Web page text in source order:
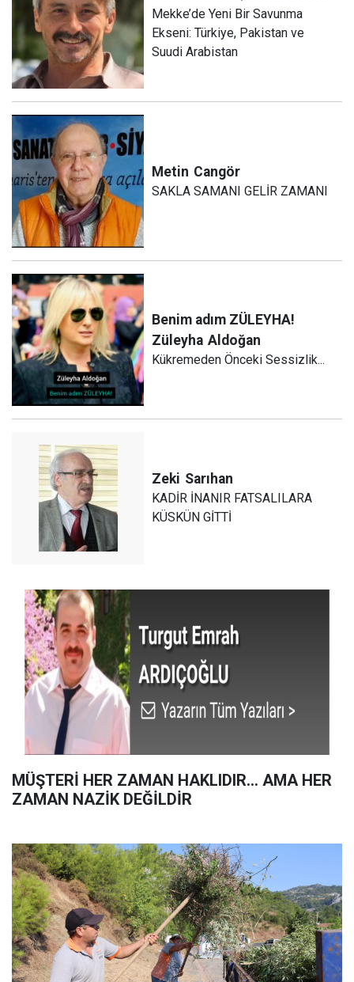
Mekke’de Yeni Bir Savunma
Ekseni: Türkiye, Pakistan ve
Suudi Arabistan
Metin Cangör
SAKLA SAMANI GELİR ZAMANI
Benim adım ZÜLEYHA!
Züleyha Aldoğan
Kükremeden Önceki Sessizlik...
Zeki Sarıhan
KADİR İNANIR FATSALILARA
KÜSKÜN GİTTİ
MÜŞTERİ HER ZAMAN HAKLIDIR… AMA HER
ZAMAN NAZİK DEĞİLDİR